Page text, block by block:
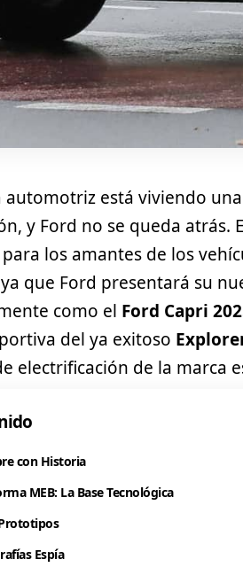
automotriz está viviendo
y Ford no se queda atrás.
los amantes de los
que Ford presentará su
como el Ford Capri
del ya exitoso
electrificación de la marca
con Historia
MEB: La Base Tecnológica
Espía